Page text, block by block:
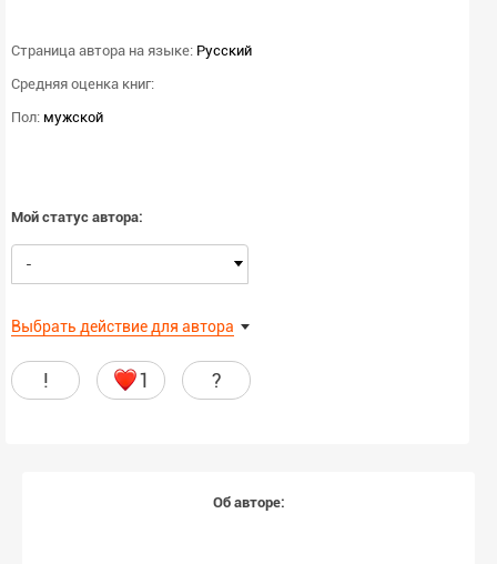
Страница автора на языке: Русский
Средняя оценка книг:
Пол: мужской
Мой статус автора:
-
Выбрать действие для автора
! 1 ?
Об авторе: